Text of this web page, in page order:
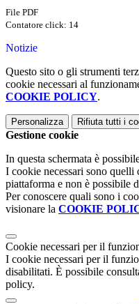
File PDF
Contatore click: 14
Notizie
Questo sito o gli strumenti
cookie necessari al
COOKIE POLICY.
Personalizza Rifiuta tutti i
Gestione cookie
In questa schermata è
I cookie necessari sono
piattaforma e non è possibile
Per conoscere quali sono i
visionare la COOKIE
Cookie necessari per il
I cookie necessari per il
disabilitati. È possibile
policy.